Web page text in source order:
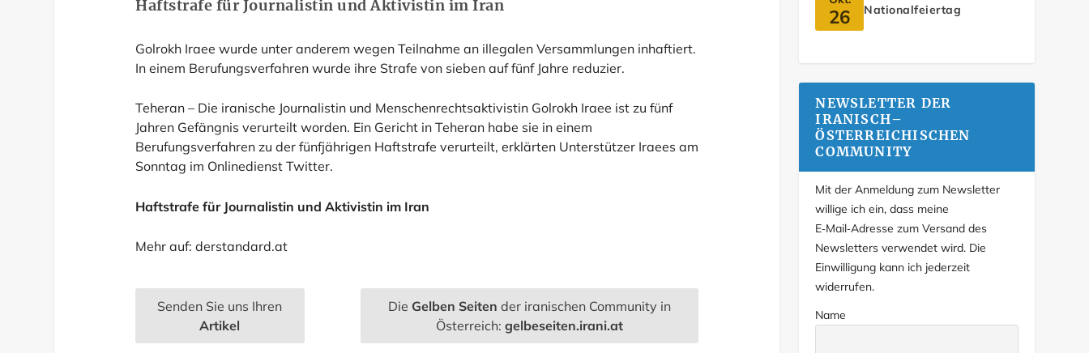
Haftstrafe für Journalistin und Aktivistin im Iran
Golrokh Iraee wurde unter anderem wegen Teilnahme an illegalen Versammlungen inhaftiert.
In einem Berufungsverfahren wurde ihre Strafe von sieben auf fünf Jahre reduzier.
Teheran – Die iranische Journalistin und Menschenrechtsaktivistin Golrokh Iraee ist zu fünf
Jahren Gefängnis verurteilt worden. Ein Gericht in Teheran habe sie in einem
Berufungsverfahren zu der fünfjährigen Haftstrafe verurteilt, erklärten Unterstützer Iraees am
Sonntag im Onlinedienst Twitter.
Haftstrafe für Journalistin und Aktivistin im Iran
Mehr auf:derstandard.at
Senden Sie uns Ihren
Artikel
Die Gelben Seiten der iranischen Community in
Österreich:gelbeseiten.irani.at
26 Nationalfeiertag
NEWSLETTER DER
IRANISCH–
ÖSTERREICHISCHEN
COMMUNITY
Mit der Anmeldung zum Newsletter
willige ich ein, dass meine
E‑Mail‑Adresse zum Versand des
Newsletters verwendet wird. Die
Einwilligung kann ich jederzeit
widerrufen.
Name